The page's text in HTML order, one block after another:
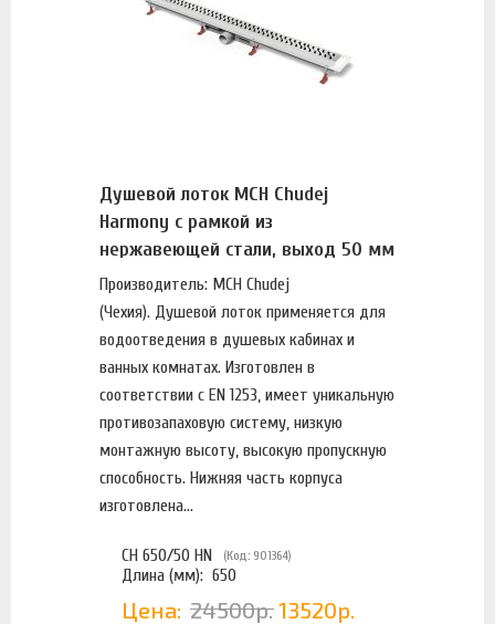
Душевой лоток MCH Chudej
Harmony с рамкой из
нержавеющей стали, выход 50 мм
(CH 50 HN)
Производитель: MCH Chudej
(Чехия). Душевой лоток применяется для
водоотведения в душевых кабинах и
ванных комнатах. Изготовлен в
соответствии с EN 1253, имеет уникальную
противозапаховую систему, низкую
монтажную высоту, высокую пропускную
способность. Нижняя часть корпуса
изготовлена...
CH 650/50 HN (Код: 901364)
Длина (мм): 650
Цена: 24500р. 13520р.